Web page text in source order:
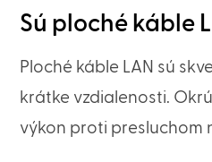
Sú ploché káble
Ploché káble LAN sú
krátke vzdialenosti.
výkon proti presluchom